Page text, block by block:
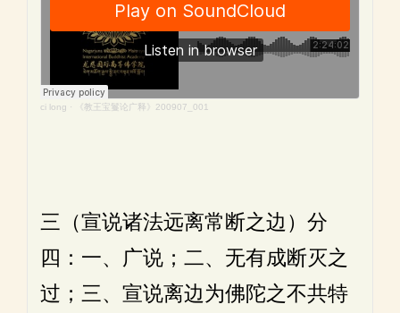
ci long · 《教王宝鬘论广释》200907_001
三（宣说诸法远离常断之边）分
四：一、广说；二、无有成断灭之
过；三、宣说离边为佛陀之不共特